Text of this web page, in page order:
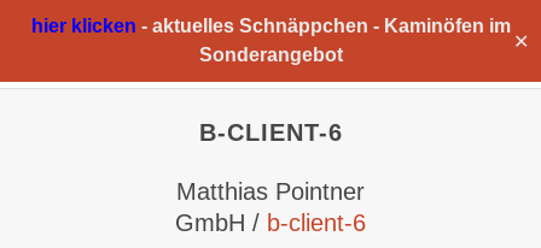
hier klicken - aktuelles Schnäppchen - Kaminöfen im
Sonderangebot
✕
B-CLIENT-6
Matthias Pointner
GmbH / b-client-6